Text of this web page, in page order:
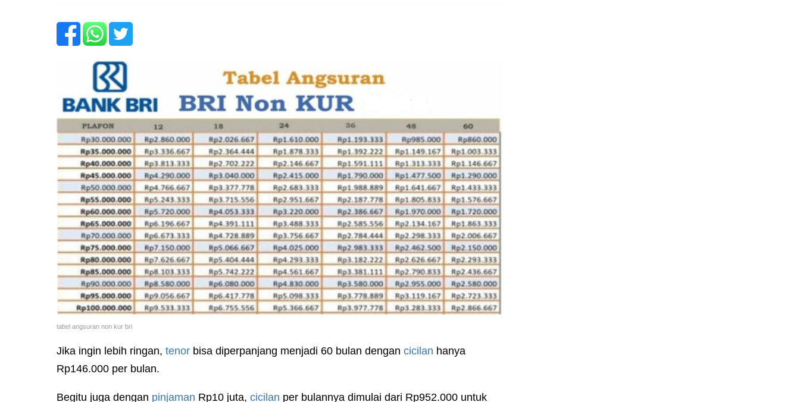
tabel angsuran non kur bri
Jika ingin lebih ringan, tenorbisa diperpanjang menjadi 60 bulan dengan cicilan hanya
Rp146.000 per bulan.
Begitu juga dengan pinjaman Rp10 juta, cicilan per bulannya dimulai dari Rp952.000 untuk